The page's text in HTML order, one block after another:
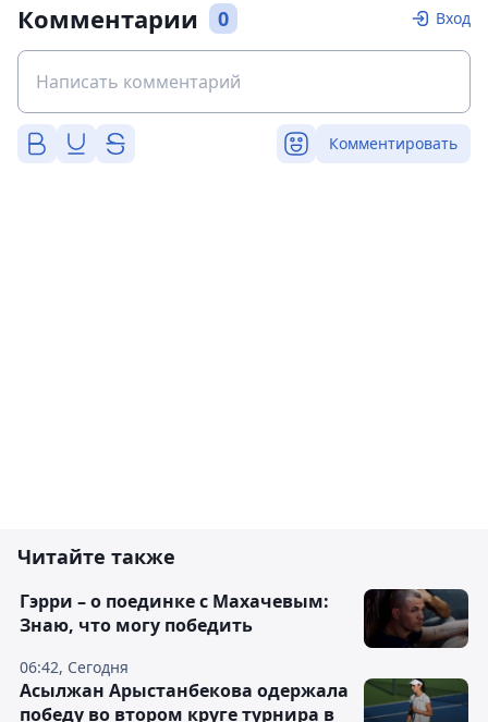
Комментарии 0 Вход
Комментировать
Читайте также
06:42, Сегодня
Гэрри – о поединке с Махачевым:
Знаю, что могу победить
Асылжан Арыстанбекова одержала
победу во втором круге турнира в